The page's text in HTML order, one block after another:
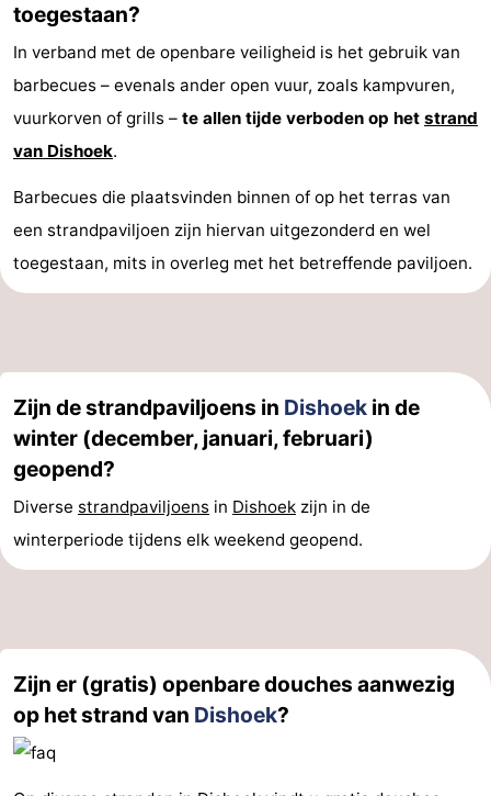
toegestaan?
In verband met de openbare veiligheid is het gebruik van
barbecues – evenals ander open vuur, zoals kampvuren,
vuurkorven of grills – te allen tijde verboden op het strand
van Dishoek.
Barbecues die plaatsvinden binnen of op het terras van
een strandpaviljoen zijn hiervan uitgezonderd en wel
toegestaan, mits in overleg met het betreffende paviljoen.
Zijn de strandpaviljoens in Dishoek in de
winter (december, januari, februari)
geopend?
Diverse strandpaviljoens in Dishoek zijn in de
winterperiode tijdens elk weekend geopend.
Zijn er (gratis) openbare douches aanwezig
op het strand van Dishoek?